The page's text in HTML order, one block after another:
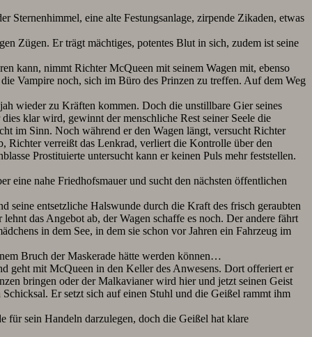
eine alte Festungsanlage, zirpende Zikaden, etwas
Zügen. Er trägt mächtiges, potentes Blut in sich, zudem ist seine
kann, nimmt Richter McQueen mit seinem Wagen mit, ebenso
Vampire noch, sich im Büro des Prinzen zu treffen. Auf dem Weg
wieder zu Kräften kommen. Doch die unstillbare Gier seines
klar wird, gewinnt der menschliche Rest seiner Seele die
im Sinn. Noch während er den Wagen längt, versucht Richter
Richter verreißt das Lenkrad, verliert die Kontrolle über den
Prostituierte untersucht kann er keinen Puls mehr feststellen.
eine nahe Friedhofsmauer und sucht den nächsten öffentlichen
seine entsetzliche Halswunde durch die Kraft des frisch geraubten
das Angebot ab, der Wagen schaffe es noch. Der andere fährt
in dem See, in dem sie schon vor Jahren ein Fahrzeug im
Bruch der Maskerade hätte werden können…
geht mit McQueen in den Keller des Anwesens. Dort offeriert er
bringen oder der Malkavianer wird hier und jetzt seinen Geist
Er setzt sich auf einen Stuhl und die Geißel rammt ihm
für sein Handeln darzulegen, doch die Geißel hat klare